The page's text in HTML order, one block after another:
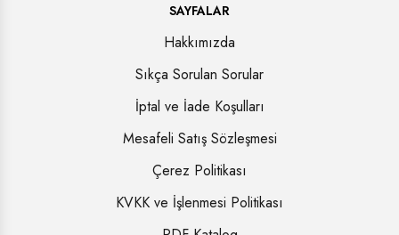
SAYFALAR
Hakkımızda
Sıkça Sorulan Sorular
İptal ve İade Koşulları
Mesafeli Satış Sözleşmesi
Çerez Politikası
KVKK ve İşlenmesi Politikası